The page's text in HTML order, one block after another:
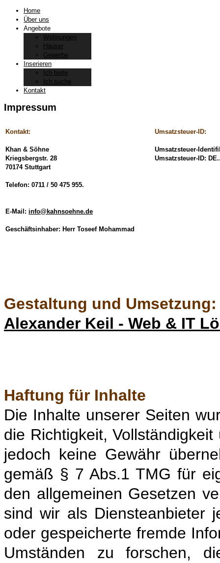
Home
Über uns
Angebote
Wohnungen
Häuser
Gewerbe
Inserieren
Ich biete
Ich suche
Kontakt
Impressum
Kontakt:
Khan & Söhne
Kriegsbergstr. 28
70174 Stuttgart
Telefon: 0711 / 50 475 955.
E-Mail: info@kahnsoehne.de
Geschäftsinhaber: Herr Toseef Mohammad
Umsatzsteuer-ID:
Umsatzsteuer-
Umsatzsteuer-ID:
Gestaltung und Umsetzung:
Alexander Keil - Web & IT
Haftung für Inhalte
Die Inhalte unserer Seiten
die Richtigkeit,
jedoch keine Gewähr
gemäß § 7 Abs.1 TMG für
den allgemeinen Gesetzen
sind wir als Diensteanbieter
oder gespeicherte fremde
Umständen zu forschen,